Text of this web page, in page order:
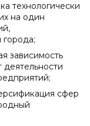
технологически
на один
зависимость
сфер